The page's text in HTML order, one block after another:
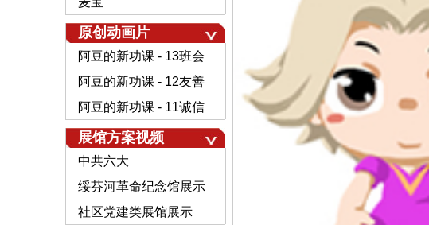
原创动画片
阿豆的新功课 - 13班会
阿豆的新功课 - 12友善
阿豆的新功课 - 11诚信
展馆方案视频
中共六大
绥芬河革命纪念馆展示
社区党建类展馆展示